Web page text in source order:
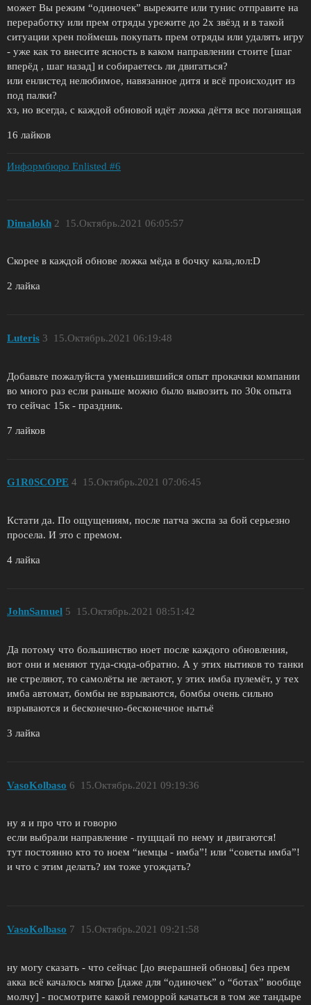
может Вы режим “одиночек” вырежите или тунис отправите на
переработку или прем отряды урежите до 2х звёзд и в такой
ситуации хрен поймешь покупать прем отряды или удалять игру
- уже как то внесите ясность в каком направлении стоите [шаг
вперёд , шаг назад] и собираетесь ли двигаться?
или енлистед нелюбимое, навязанное дитя и всё происходит из
под палки?
хз, но всегда, с каждой обновой идёт ложка дёгтя все поганящая
16 лайков
Информбюро Enlisted #6
Dimalokh 15.Октябрь.2021 06:05:57
2
Скорее в каждой обнове ложка мёда в бочку кала,лол:D
2 лайка
Luteris 15.Октябрь.2021 06:19:48
3
Добавьте пожалуйста уменьшившийся опыт прокачки компании
во много раз если раньше можно было вывозить по 30к опыта
то сейчас 15к - праздник.
7 лайков
G1R0SCOPE 15.Октябрь.2021 07:06:45
4
Кстати да. По ощущениям, после патча экспа за бой серьезно
просела. И это с премом.
4 лайка
JohnSamuel 15.Октябрь.2021 08:51:42
5
Да потому что большинство ноет после каждого обновления,
вот они и меняют туда-сюда-обратно. А у этих нытиков то танки
не стреляют, то самолёты не летают, у этих имба пулемёт, у тех
имба автомат, бомбы не взрываются, бомбы очень сильно
взрываются и бесконечно-бесконечное нытьё
3 лайка
VasoKolbaso 15.Октябрь.2021 09:19:36
6
ну я и про что и говорю
если выбрали направление - пущщай по нему и двигаются!
тут постоянно кто то ноем “немцы - имба”! или “советы имба”!
и что с этим делать? им тоже угождать?
VasoKolbaso 15.Октябрь.2021 09:21:58
7
ну могу сказать - что сейчас [до вчерашней обновы] без прем
акка всё качалось мягко [даже для “одиночек” о “ботах” вообще
молчу] - посмотрите какой геморрой качаться в том же тандыре